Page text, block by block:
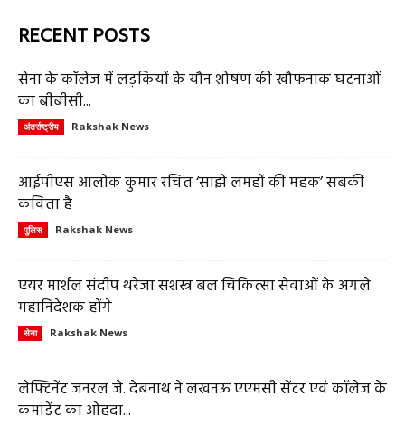
RECENT POSTS
सेना के कॉलेज में लड़कियों के यौन शोषण की खौफनाक घटनाओं
का बीबीसी...
अंतर्राष्ट्रीय Rakshak News
आईपीएस आलोक कुमार रचित ‘साझे लमहों की महक’ सबकी
कविता है
पुलिस Rakshak News
एयर मार्शल संदीप थरेजा सशस्त्र बल चिकित्सा सेवाओं के अगले
महानिदेशक होंगे
सेना Rakshak News
लेफ्टिनेंट जनरल जे. देबनाथ ने लखनऊ एएमसी सेंटर एवं कॉलेज के
कमांडेंट का ओहदा...